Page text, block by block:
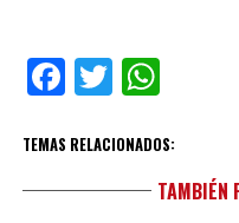
Facebook
Twitter
TEMAS RELACIONADOS:
TAMBIÉN